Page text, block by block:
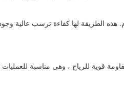
هذه الطريقة لها كفاءة ترسب
قوية للرياح ، وهي مناسبة